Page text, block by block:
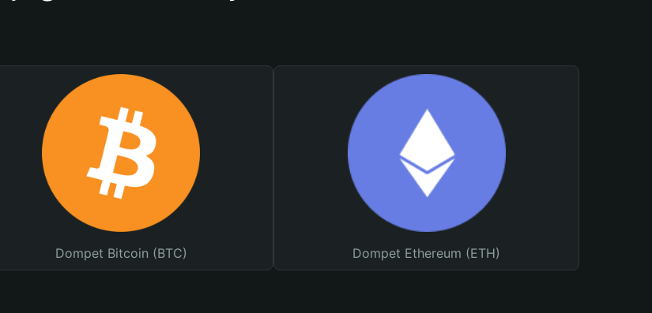
Dompet Bitcoin (BTC) Dompet Ethereum (ETH)